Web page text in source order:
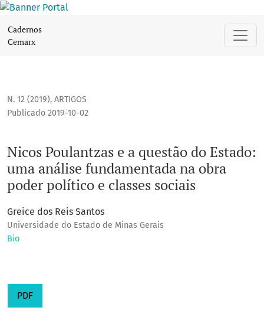
Cadernos
Cemarx
N. 12 (2019), ARTIGOS
Nicos Poulantzas e a questão do Estado:
uma análise fundamentada na obra
poder político e classes sociais
Publicado 2019-10-02
Greice dos Reis Santos
Universidade do Estado de Minas Gerais
Bio
PDF